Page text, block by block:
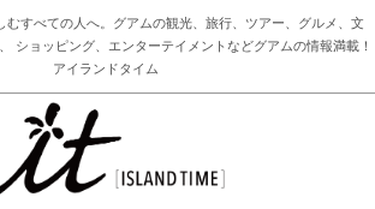
むすべての人へ。グアムの観光、旅行、ツアー、グルメ、文
ショッピング、エンターテイメントなどグアムの情報満載！
アイランドタイム